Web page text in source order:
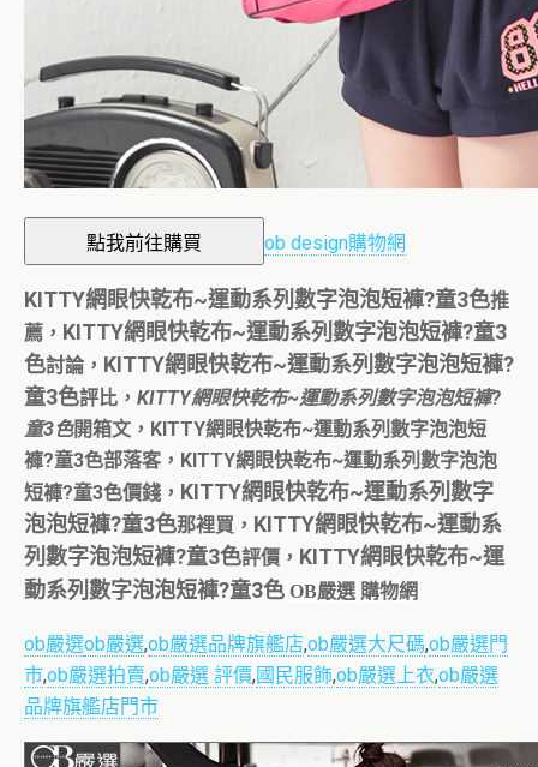
ob design購物網
KITTY網眼快乾布~運動系列數字泡泡短褲?童3色推
薦， KITTY網眼快乾布~運動系列數字泡泡短褲?童3
色討論， KITTY網眼快乾布~運動系列數字泡泡短褲?
童3色評比， KITTY網眼快乾布~運動系列數字泡泡短褲?
童3色開箱文，KITTY網眼快乾布~運動系列數字泡泡短
褲?童3色部落客，KITTY網眼快乾布~運動系列數字泡泡
短褲?童3色價錢， KITTY網眼快乾布~運動系列數字
泡泡短褲?童3色那裡買， KITTY網眼快乾布~運動系
列數字泡泡短褲?童3色評價， KITTY網眼快乾布~運
動系列數字泡泡短褲?童3色 OB嚴選 購物網
ob嚴選ob嚴選,ob嚴選品牌旗艦店,ob嚴選大尺碼,ob嚴選門
市,ob嚴選拍賣,ob嚴選 評價,國民服飾,ob嚴選上衣,ob嚴選
品牌旗艦店門市